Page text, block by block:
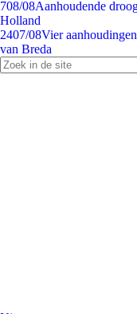
708/08Aanhoudende
Holland
2407/08Vier
van Breda